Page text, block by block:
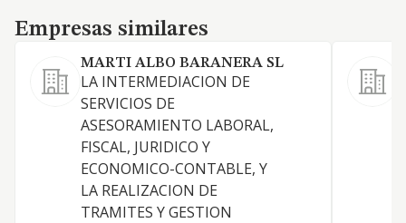
Empresas similares
Empresas similares
MARTI ALBO BARANERA SL
LA INTERMEDIACION DE
SERVICIOS DE
ASESORAMIENTO LABORAL,
FISCAL, JURIDICO Y
ECONOMICO-CONTABLE, Y
LA REALIZACION DE
TRAMITES Y GESTION